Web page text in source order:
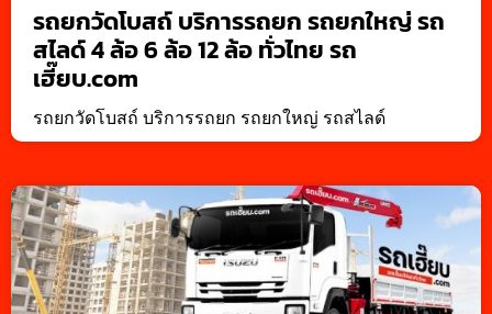
รถยกวัดโบสถ์ บริการรถยก รถยกใหญ่ รถ
สไลด์ 4 ล้อ 6 ล้อ 12 ล้อ ทั่วไทย รถ
เฮี๊ยบ.com
รถยกวัดโบสถ์ บริการรถยก รถยกใหญ่ รถสไลด์